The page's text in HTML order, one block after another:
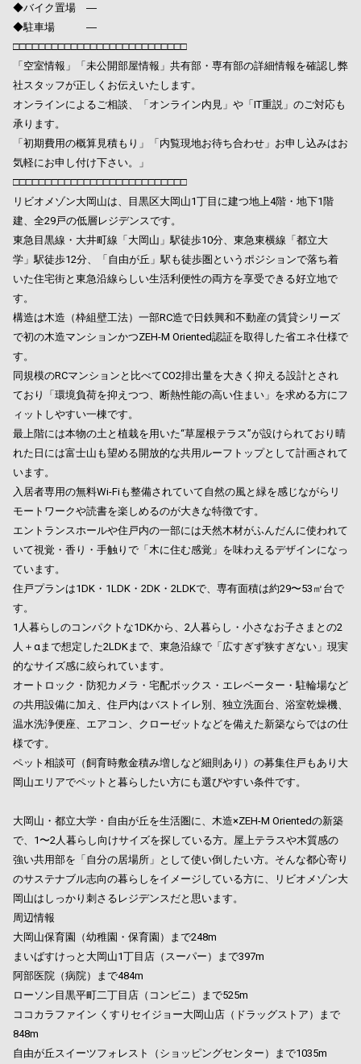
◆バイク置場 ―
◆駐車場 ―
□□□□□□□□□□□□□□□□□□□□□□□□□□□
「空室情報」「未公開部屋情報」共有部・専有部の詳細情報を確認し弊
社スタッフが正しくお伝えいたします。
オンラインによるご相談、「オンライン内見」や「IT重説」のご対応も
承ります。
「初期費用の概算見積もり」「内覧現地お待ち合わせ」お申し込みはお
気軽にお申し付け下さい。」
□□□□□□□□□□□□□□□□□□□□□□□□□□□
リビオメゾン大岡山は、目黒区大岡山1丁目に建つ地上4階・地下1階
建、全29戸の低層レジデンスです。
東急目黒線・大井町線「大岡山」駅徒歩10分、東急東横線「都立大
学」駅徒歩12分、「自由が丘」駅も徒歩圏というポジションで落ち着
いた住宅街と東急沿線らしい生活利便性の両方を享受できる好立地で
す。
構造は木造（枠組壁工法）一部RC造で日鉄興和不動産の賃貸シリーズ
で初の木造マンションかつZEH-M Oriented認証を取得した省エネ仕様で
す。
同規模のRCマンションと比べてCO2排出量を大きく抑える設計とされ
ており「環境負荷を抑えつつ、断熱性能の高い住まい」を求める方にフ
ィットしやすい一棟です。
最上階には本物の土と植栽を用いた“草屋根テラス”が設けられており晴
れた日には富士山も望める開放的な共用ルーフトップとして計画されて
います。
入居者専用の無料Wi-Fiも整備されていて自然の風と緑を感じながらリ
モートワークや読書を楽しめるのが大きな特徴です。
エントランスホールや住戸内の一部には天然木材がふんだんに使われて
いて視覚・香り・手触りで「木に住む感覚」を味わえるデザインになっ
ています。
住戸プランは1DK・1LDK・2DK・2LDKで、専有面積は約29〜53㎡台で
す。
1人暮らしのコンパクトな1DKから、2人暮らし・小さなお子さまとの2
人＋αまで想定した2LDKまで、東急沿線で「広すぎず狭すぎない」現実
的なサイズ感に絞られています。
オートロック・防犯カメラ・宅配ボックス・エレベーター・駐輪場など
の共用設備に加え、住戸内はバストイレ別、独立洗面台、浴室乾燥機、
温水洗浄便座、エアコン、クローゼットなどを備えた新築ならではの仕
様です。
ペット相談可（飼育時敷金積み増しなど細則あり）の募集住戸もあり大
岡山エリアでペットと暮らしたい方にも選びやすい条件です。
大岡山・都立大学・自由が丘を生活圏に、木造×ZEH-M Orientedの新築
で、1〜2人暮らし向けサイズを探している方。屋上テラスや木質感の
強い共用部を「自分の居場所」として使い倒したい方。そんな都心寄り
のサステナブル志向の暮らしをイメージしている方に、リビオメゾン大
岡山はしっかり刺さるレジデンスだと思います。
周辺情報
大岡山保育園（幼稚園・保育園）まで248m
まいばすけっと大岡山1丁目店（スーパー）まで397m
阿部医院（病院）まで484m
ローソン目黒平町二丁目店（コンビニ）まで525m
ココカラファイン くすりセイジョー大岡山店（ドラッグストア）まで
848m
自由が丘スイーツフォレスト（ショッピングセンター）まで1035m